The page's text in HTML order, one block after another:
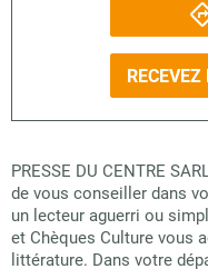
RECEVEZ
PRESSE DU CENTRE
de vous conseiller dans
un lecteur aguerri ou
et Chèques Culture vous
littérature. Dans votre